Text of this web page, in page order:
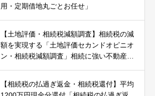
用・定期借地丸ごとお任せ」
【土地評価・相続税減額調査】相続税の減
額を実現する「土地評価セカンドオピニオ
ン・相続税減額調査」相続に強い不動産鑑
【相続税の払過ぎ返金・相続税還付】平均